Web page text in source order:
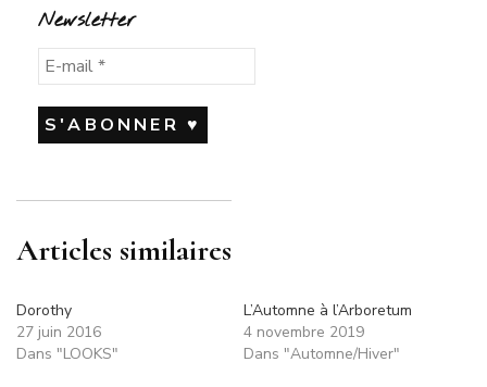
Newsletter
Articles similaires
Dorothy
27 juin 2016
Dans "LOOKS"
L’Automne à l’Arboretum
4 novembre 2019
Dans "Automne/Hiver"